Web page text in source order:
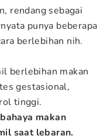
rendang sebagai
punya beberapa
berlebihan nih.
berlebihan makan
gestasional,
tinggi.
bahaya makan
saat lebaran.